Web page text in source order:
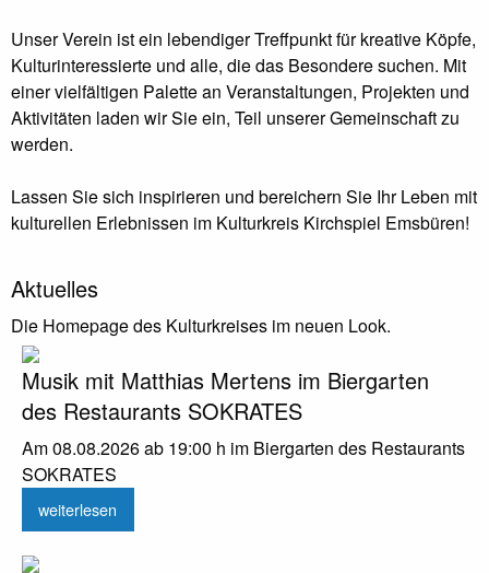
Unser Verein ist ein lebendiger Treffpunkt für kreative Köpfe,
Kulturinteressierte und alle, die das Besondere suchen. Mit
einer vielfältigen Palette an Veranstaltungen, Projekten und
Aktivitäten laden wir Sie ein, Teil unserer Gemeinschaft zu
werden.
Lassen Sie sich inspirieren und bereichern Sie Ihr Leben mit
kulturellen Erlebnissen im Kulturkreis Kirchspiel Emsbüren!
Aktuelles
Die Homepage des Kulturkreises im neuen Look.
Musik mit Matthias Mertens im Biergarten
des Restaurants SOKRATES
Am 08.08.2026 ab 19:00 h im Biergarten des Restaurants
SOKRATES
weiterlesen